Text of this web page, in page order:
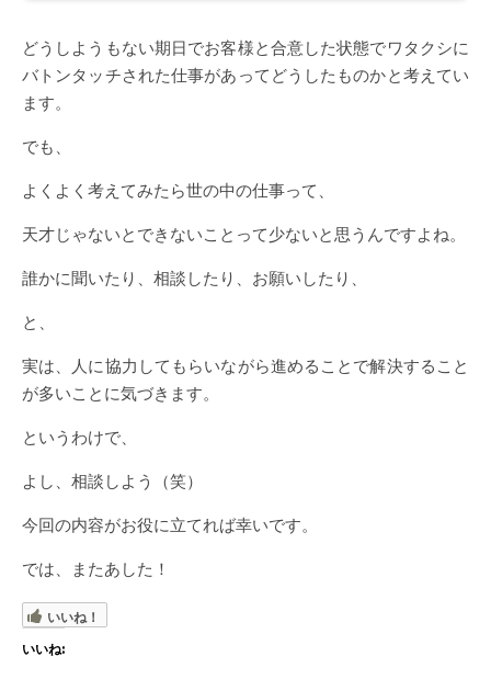
どうしようもない期日でお客様と合意した状態でワタクシに
バトンタッチされた仕事があってどうしたものかと考えてい
ます。
でも、
よくよく考えてみたら世の中の仕事って、
天才じゃないとできないことって少ないと思うんですよね。
誰かに聞いたり、相談したり、お願いしたり、
と、
実は、人に協力してもらいながら進めることで解決すること
が多いことに気づきます。
というわけで、
よし、相談しよう（笑）
今回の内容がお役に立てれば幸いです。
では、またあした！
いいね！
いいね: